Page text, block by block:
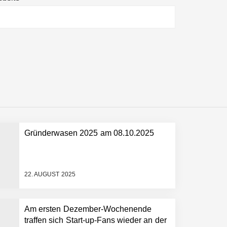
Gründerwasen 2025 am 08.10.2025
22. AUGUST 2025
Am ersten Dezember-Wochenende
traffen sich Start-up-Fans wieder an der
Entwicklungsprozesse